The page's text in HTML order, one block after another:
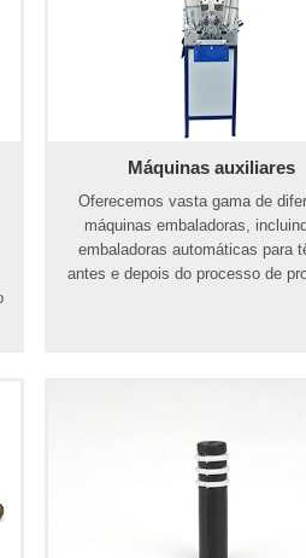
Máquinas auxiliares
Oferecemos vasta gama de
máquinas embaladoras,
embaladoras automáticas para
antes e depois do processo de